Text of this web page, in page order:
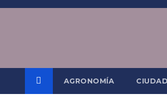
Saltar
AGRONOMÍA CIUDAD